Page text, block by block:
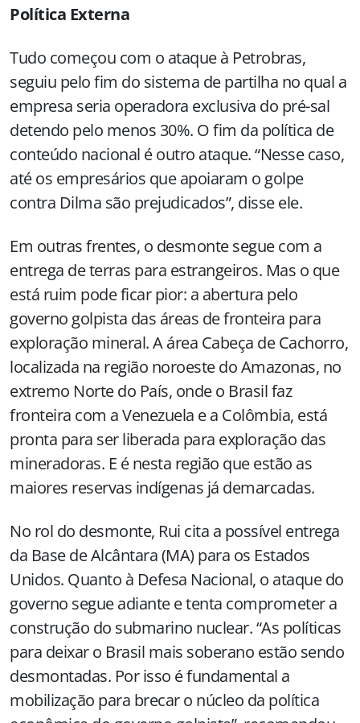
Política Externa
Tudo começou com o ataque à Petrobras,
seguiu pelo fim do sistema de partilha no qual a
empresa seria operadora exclusiva do pré-sal
detendo pelo menos 30%. O fim da política de
conteúdo nacional é outro ataque. “Nesse caso,
até os empresários que apoiaram o golpe
contra Dilma são prejudicados”, disse ele.
Em outras frentes, o desmonte segue com a
entrega de terras para estrangeiros. Mas o que
está ruim pode ficar pior: a abertura pelo
governo golpista das áreas de fronteira para
exploração mineral. A área Cabeça de Cachorro,
localizada na região noroeste do Amazonas, no
extremo Norte do País, onde o Brasil faz
fronteira com a Venezuela e a Colômbia, está
pronta para ser liberada para exploração das
mineradoras. E é nesta região que estão as
maiores reservas indígenas já demarcadas.
No rol do desmonte, Rui cita a possível entrega
da Base de Alcântara (MA) para os Estados
Unidos. Quanto à Defesa Nacional, o ataque do
governo segue adiante e tenta comprometer a
construção do submarino nuclear. “As políticas
para deixar o Brasil mais soberano estão sendo
desmontadas. Por isso é fundamental a
mobilização para brecar o núcleo da política